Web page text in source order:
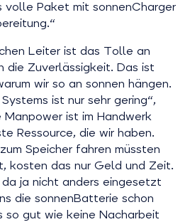
volle Paket mit sonnenCharger
Leiter ist das Tolle an
die Zuverlässigkeit. Das ist
wir so an sonnen hängen.
ist nur sehr gering“,
Manpower ist im Handwerk
Ressource, die wir haben.
Speicher fahren müssten
kosten das nur Geld und Zeit.
ja nicht anders eingesetzt
die sonnenBatterie schon
so gut wie keine Nacharbeit